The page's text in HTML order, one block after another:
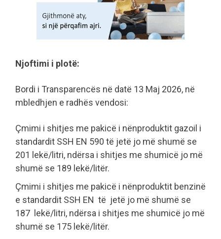
Njoftimi i plotë:
Bordi i Transparencës në datë 13 Maj 2026, në
mbledhjen e radhës vendosi:
Çmimi i shitjes me pakicë i nënproduktit gazoil i
standardit SSH EN 590 të jetë jo më shumë se
201 lekë/litri, ndërsa i shitjes me shumicë jo më
shumë se 189 lekë/litër.
Çmimi i shitjes me pakicë i nënproduktit benzinë
e standardit SSH EN të jetë jo më shumë se
187 lekë/litri, ndërsa i shitjes me shumicë jo më
shumë se 175 lekë/litër.